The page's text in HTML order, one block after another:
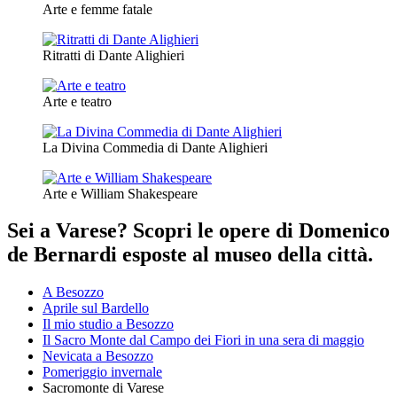
Arte e femme fatale
Ritratti di Dante Alighieri
Arte e teatro
La Divina Commedia di Dante Alighieri
Arte e William Shakespeare
Sei a Varese? Scopri le opere di Domenico
de Bernardi esposte al museo della città.
A Besozzo
Aprile sul Bardello
Il mio studio a Besozzo
Il Sacro Monte dal Campo dei Fiori in una sera di maggio
Nevicata a Besozzo
Pomeriggio invernale
Sacromonte di Varese